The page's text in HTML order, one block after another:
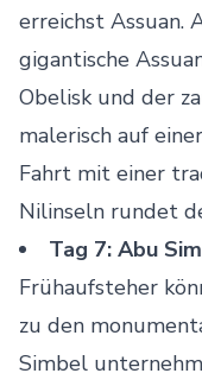
erreichst Assuan.
gigantische
Obelisk und der
malerisch auf
Fahrt mit einer
Nilinseln rundet
Tag 7: Abu
Frühaufsteher
zu den
Simbel